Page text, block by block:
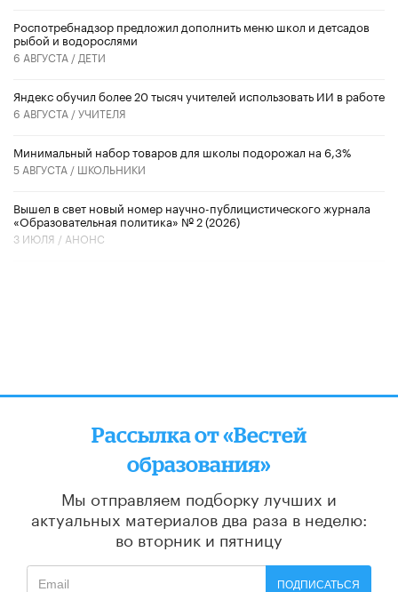
Роспотребнадзор предложил дополнить меню школ и детсадов
рыбой и водорослями
6 АВГУСТА / ДЕТИ
​Яндекс обучил более 20 тысяч учителей использовать ИИ в работе
6 АВГУСТА /УЧИТЕЛЯ
Минимальный набор товаров для школы подорожал на 6,3%
5 АВГУСТА / ШКОЛЬНИКИ
Вышел в свет новый номер научно-публицистического журнала
«Образовательная политика» № 2 (2026)
3 ИЮЛЯ / АНОНС
Рассылка от «Вестей
образования»
Мы отправляем подборку лучших и
актуальных материалов два раза в неделю:
во вторник и пятницу
ПОДПИСАТЬСЯ